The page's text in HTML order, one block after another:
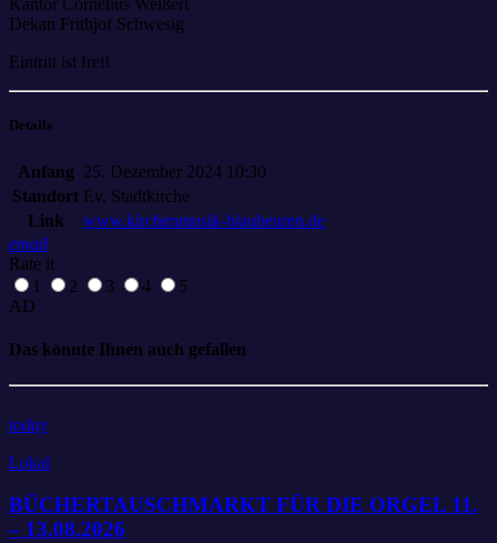
Dekan Frithjof Schwesig
Eintritt ist frei!
Details
Anfang 25. Dezember 2024 10:30
Standort Ev. Stadtkirche
Link
www.kirchenmusik-blaubeuren.de
email
Rate it
1
2 3 4
5
AD
Das könnte Ihnen auch gefallen
today
Lokal
BÜCHERTAUSCHMARKT FÜR DIE ORGEL 11.
– 13.08.2026